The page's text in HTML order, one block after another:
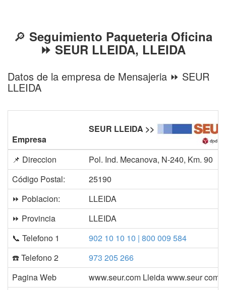
🔎 Seguimiento Paqueteria Oficina
⏩ SEUR LLEIDA, LLEIDA
Datos de la empresa de Mensajeria ⏩ SEUR
LLEIDA
Empresa
SEUR LLEIDA >>
📌 Direccion
Pol. Ind. Mecanova, N-240, Km. 90
Código Postal:
25190
⏩ Poblacion:
LLEIDA
⏩ Provincia
LLEIDA
📞 Telefono 1
902 10 10 10 | 800 009 584
☎️ Telefono 2
973 205 266
Pagina Web
www.seur.com Lleida www.seur com